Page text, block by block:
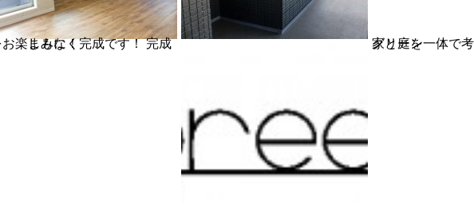
く完成です！ 完成をお楽しみに！ 家と庭を一体で考えるならアドグリーン